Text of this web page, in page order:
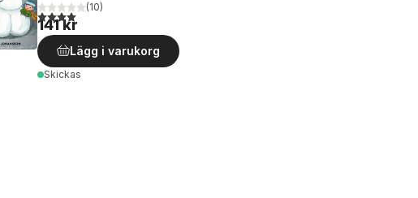
4,0utav 5 stjärnor. Totalt antal röster:
(10)
141 kr
Lägg i varukorg
Skickas